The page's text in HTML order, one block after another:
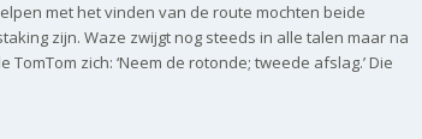
met het vinden van de route mochten beide
zijn. Waze zwijgt nog steeds in alle talen maar na
zich: ‘Neem de rotonde; tweede afslag.’ Die